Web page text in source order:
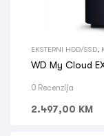
EKSTERNI HDD/SSD
WD My Cloud
0 Recenzija
2.497,00 KM